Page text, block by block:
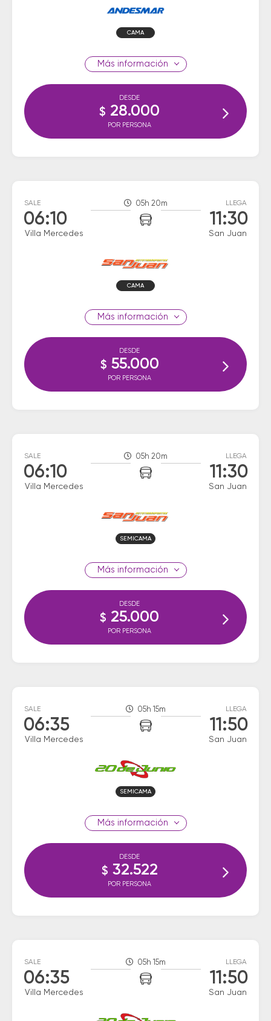
CAMA
información
DESDE
$ 28.000
POR PERSONA
SALE
06:10
Villa Mercedes
05h 20m LLEGA
11:30
San Juan
CAMA
información
DESDE
$ 55.000
POR PERSONA
SALE
06:10
Villa Mercedes
05h 20m LLEGA
11:30
San Juan
SEMICAMA
información
DESDE
$ 25.000
POR PERSONA
SALE
06:35
Villa Mercedes
05h 15m LLEGA
11:50
San Juan
SEMICAMA
información
DESDE
$ 32.522
POR PERSONA
SALE
06:35
Villa Mercedes
05h 15m LLEGA
11:50
San Juan